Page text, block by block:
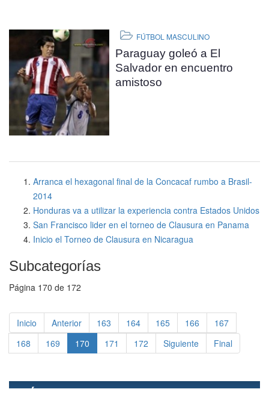
FÚTBOL MASCULINO
Paraguay goleó a El
Salvador en encuentro
amistoso
Arranca el hexagonal final de la Concacaf rumbo a Brasil-
2014
Honduras va a utilizar la experiencia contra Estados Unidos
San Francisco lider en el torneo de Clausura en Panama
Inicio el Torneo de Clausura en Nicaragua
Subcategorías
Página 170 de 172
Inicio Anterior 163 164 165 166
167
168
169 170 171 172 Siguiente Final